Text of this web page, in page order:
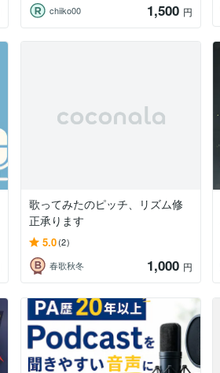
chiiko00
1,500 円
歌ってみたのピッチ、リズム修
正承ります
5.0(2)
春歌秋冬
1,000 円